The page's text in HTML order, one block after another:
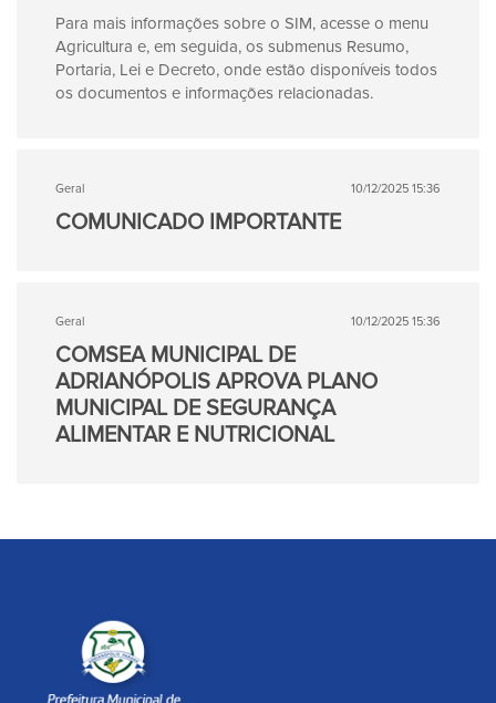
Para mais informações sobre o SIM, acesse o menu
Agricultura e, em seguida, os submenus Resumo,
Portaria, Lei e Decreto, onde estão disponíveis todos
os documentos e informações relacionadas.
Geral 10/12/2025 15:36
COMUNICADO IMPORTANTE
Geral 10/12/2025 15:36
COMSEA MUNICIPAL DE
ADRIANÓPOLIS APROVA PLANO
MUNICIPAL DE SEGURANÇA
ALIMENTAR E NUTRICIONAL